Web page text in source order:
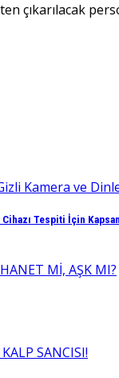
çıkarılacak
Tespiti İçin